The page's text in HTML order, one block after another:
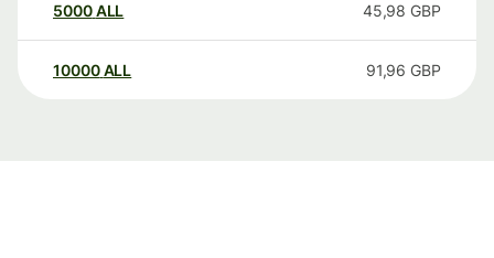
5000ALL 45,98 GBP
10000 ALL 91,96 GBP